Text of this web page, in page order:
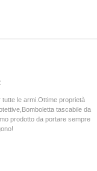
le armi.Ottime proprietà
tascabile da
prodotto da portare sempre